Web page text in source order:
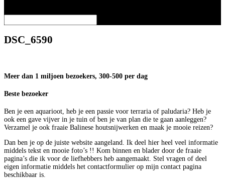
DSC_6590
Meer dan 1 miljoen bezoekers, 300-500 per dag
Beste bezoeker
Ben je een aquarioot, heb je een passie voor terraria of paludaria? Heb je
ook een gave vijver in je tuin of ben je van plan die te gaan aanleggen?
Verzamel je ook fraaie Balinese houtsnijwerken en maak je mooie reizen?
Dan ben je op de juiste website aangeland. Ik deel hier heel veel informatie
middels tekst en mooie foto’s !! Kom binnen en blader door de fraaie
pagina’s die ik voor de liefhebbers heb aangemaakt. Stel vragen of deel
eigen informatie middels het contactformulier op mijn contact pagina
beschikbaar is.